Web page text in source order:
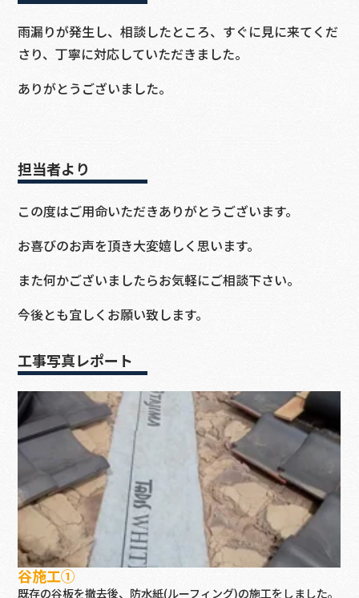
雨漏りが発生し、相談したところ、すぐに見に来てくだ
さり、丁寧に対応していただきました。
ありがとうございました。
担当者より
この度はご用命いただきありがとうございます。
お喜びのお声を頂き大変嬉しく思います。
また何かございましたらお気軽にご相談下さい。
今後とも宜しくお願い致します。
工事写真レポート
谷施工①
既存の谷板を撤去後、防水紙(ルーフィング)の施工をしました。